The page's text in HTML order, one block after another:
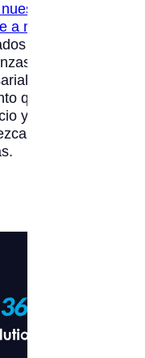
a miles
en
y
que
y haz
con